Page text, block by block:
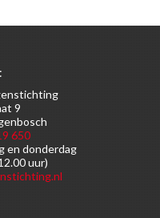
9
650
en donderdag
uur)